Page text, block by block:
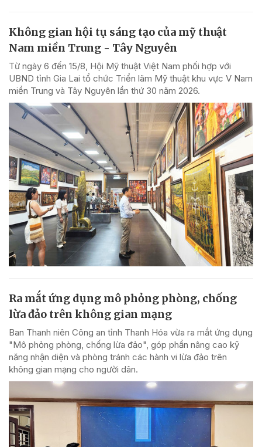
Không gian hội tụ sáng tạo của mỹ thuật
Nam miền Trung - Tây Nguyên
Từ ngày 6 đến 15/8, Hội Mỹ thuật Việt Nam phối hợp với
UBND tỉnh Gia Lai tổ chức Triển lãm Mỹ thuật khu vực V Nam
miền Trung và Tây Nguyên lần thứ 30 năm 2026.
Ra mắt ứng dụng mô phỏng phòng, chống
lừa đảo trên không gian mạng
Ban Thanh niên Công an tỉnh Thanh Hóa vừa ra mắt ứng dụng
"Mô phỏng phòng, chống lừa đảo", góp phần nâng cao kỹ
năng nhận diện và phòng tránh các hành vi lừa đảo trên
không gian mạng cho người dân.